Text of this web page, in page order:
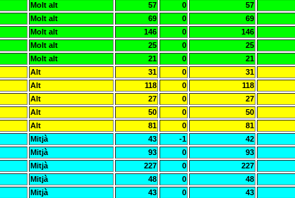
Molt alt 57 0 57
Molt alt 69 0 69
Molt alt 146 0 146
Molt alt 25 0 25
Molt alt 21 0 21
Alt 31 0 31
Alt 118 0 118
Alt 27 0 27
Alt 50 0 50
Alt 81 0 81
Mitjà 43 -1 42
Mitjà 93 0 93
Mitjà 227 0 227
Mitjà 48 0 48
Mitjà 43 0 43